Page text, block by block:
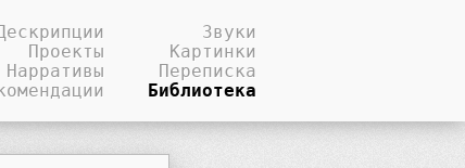
Проекты
Нарративы
Звуки
Картинки
Переписка
Библиотека